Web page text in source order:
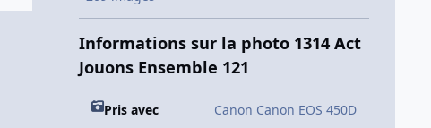
Informations sur la photo 1314 Act
Jouons Ensemble 121
Pris avec Canon Canon EOS 450D